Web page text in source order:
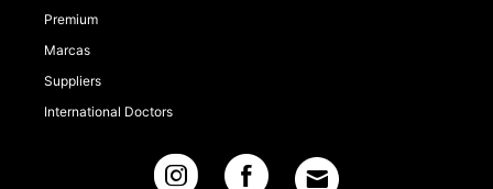
Premium
Marcas
Suppliers
International Doctors